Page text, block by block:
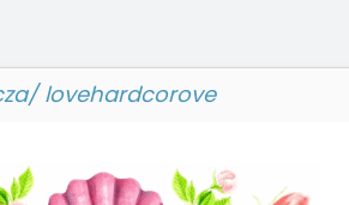
lovehardcorove